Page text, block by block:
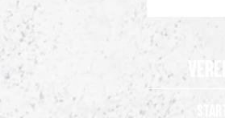
Verein